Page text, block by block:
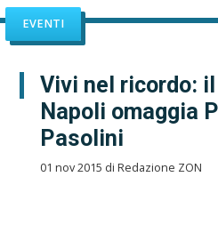
EVENTI
Vivi nel ricordo:
Napoli omaggia
Pasolini
01 nov 2015 di Redazione ZON